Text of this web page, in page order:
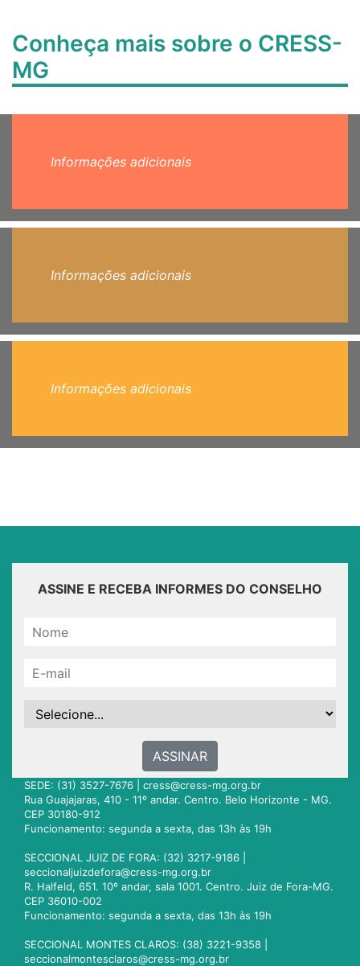
Conheça mais sobre o CRESS-
MG
Informações adicionais
Informações adicionais
Informações adicionais
ASSINE E RECEBA INFORMES DO CONSELHO
ASSINAR
SEDE: (31) 3527-7676 | cress@cress-mg.org.br
Rua Guajajaras, 410 - 11º andar. Centro. Belo Horizonte - MG.
CEP 30180-912
Funcionamento: segunda a sexta, das 13h às 19h
SECCIONAL JUIZ DE FORA: (32) 3217-9186 |
seccionaljuizdefora@cress-mg.org.br
R. Halfeld, 651. 10º andar, sala 1001. Centro. Juiz de Fora-MG.
CEP 36010-002
Funcionamento: segunda a sexta, das 13h às 19h
SECCIONAL MONTES CLAROS: (38) 3221-9358 |
seccionalmontesclaros@cress-mg.org.br